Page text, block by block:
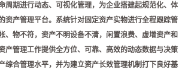
周期进行动态、可视化管理，为企业搭建起规范化、体
资产管理平台。系统针对固定资产实物进行全程跟踪管
、物不符，资产不明设备不清，闲置浪费、虚增资产和
产管理工作提供全方位、可靠、高效的动态数据与决策
综合管理水平，并为建立资产长效管理机制打下良好基